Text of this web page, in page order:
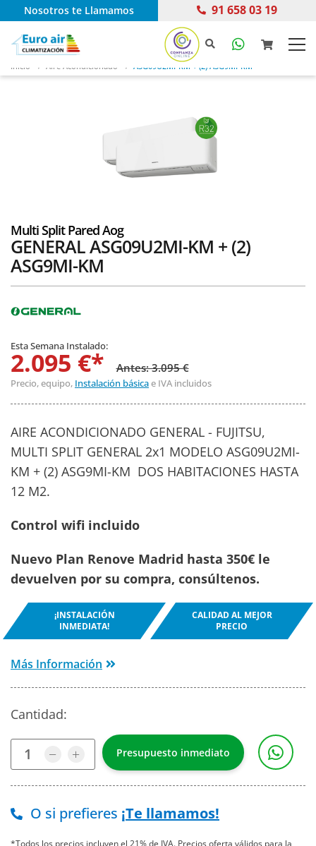
Nosotros te Llamamos 91 658 03 19
Inicio Aire Acondicionado ASG09U2MI-KM + (2) ASG9MI-KM
Multi Split Pared Aog
GENERAL ASG09U2MI-KM + (2)
ASG9MI-KM
Esta Semana Instalado:
2.095 €* Antes: 3.095 €
Precio, equipo, Instalación básicae IVA incluidos
AIRE ACONDICIONADO GENERAL - FUJITSU,
MULTI SPLIT GENERAL 2x1 MODELO ASG09U2MI-
KM + (2) ASG9MI-KM DOS HABITACIONES HASTA
12 M2.
Control wifi incluido
Nuevo Plan Renove Madrid hasta 350€ le
devuelven por su compra, consúltenos.
¡INSTALACIÓN
INMEDIATA!
CALIDAD AL MEJOR
PRECIO
Más Información
Cantidad:
O si prefieres ¡Te llamamos!